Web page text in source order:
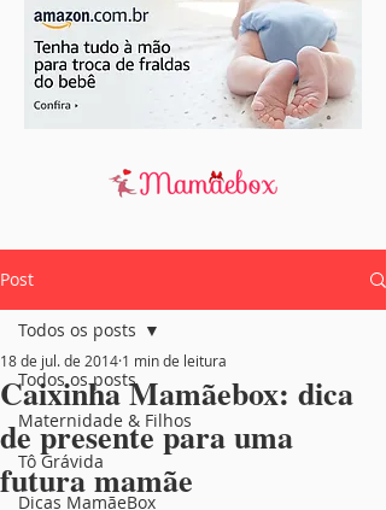
Post
Todos os posts
Maternidade & Filhos
Tô Grávida
Dicas MamãeBox
Todos os posts
Caixinha Mamãebox: dica
de presente para uma
futura mamãe
18 de jul. de 2014 1 min de leitura